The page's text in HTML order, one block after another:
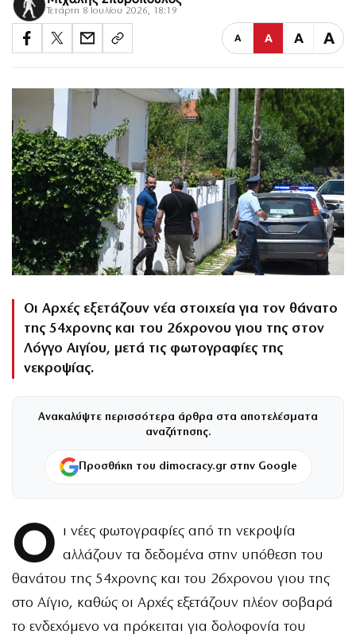
Τετάρτη 8 Ιουλίου 2026, 18:19
Α Α Α Α
Οι Αρχές εξετάζουν νέα στοιχεία για τον θάνατο
της 54χρονης και του 26χρονου γιου της στον
Λόγγο Αιγίου, μετά τις φωτογραφίες της
νεκροψίας.
Ανακαλύψτε περισσότερα άρθρα στα αποτελέσματα
αναζήτησης.
Προσθήκη του dimocracy.gr στην Google
Ο ι νέες φωτογραφίες από τη νεκροψία
αλλάζουν τα δεδομένα στην υπόθεση του
θανάτου της 54χρονης και του 26χρονου γιου της
στο Αίγιο, καθώς οι Αρχές εξετάζουν πλέον σοβαρά
το ενδεχόμενο να πρόκειται για δολοφονία του